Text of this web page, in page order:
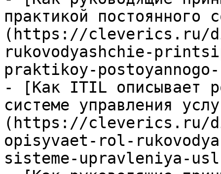
практикой постоянного
(https://cleverics.ru/
rukovodyashchie-
praktikoy-
- [Как ITIL описывает
системе управления
(https://
opisyvaet-rol-
sisteme-upravleniya-